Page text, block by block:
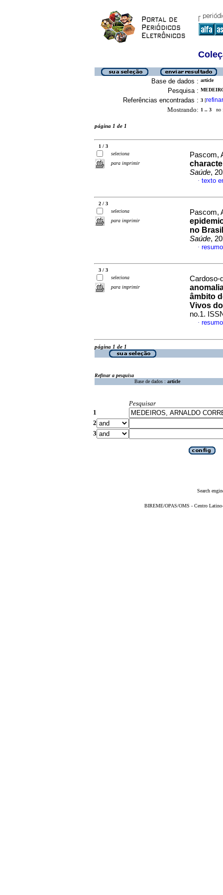
Base de dados : article
Pesquisa :
Referências encontradas : 3 [refinar
Mostrando: 1 .. 3 no
página 1 de 1
1 / 3
seleciona
para imprimir
Pascom,
Saúde,
· texto
2 / 3
seleciona
para imprimir
Pascom,
no
Saúde,
·
3 / 3
seleciona
para imprimir
Cardoso-
âmbito
Vivos
no.1.
·
página 1 de 1
Refinar a pesquisa
Base de dados : article
Pesquisar
1
2
3
Search
BIREME/OPAS/OMS - Centro Latino-